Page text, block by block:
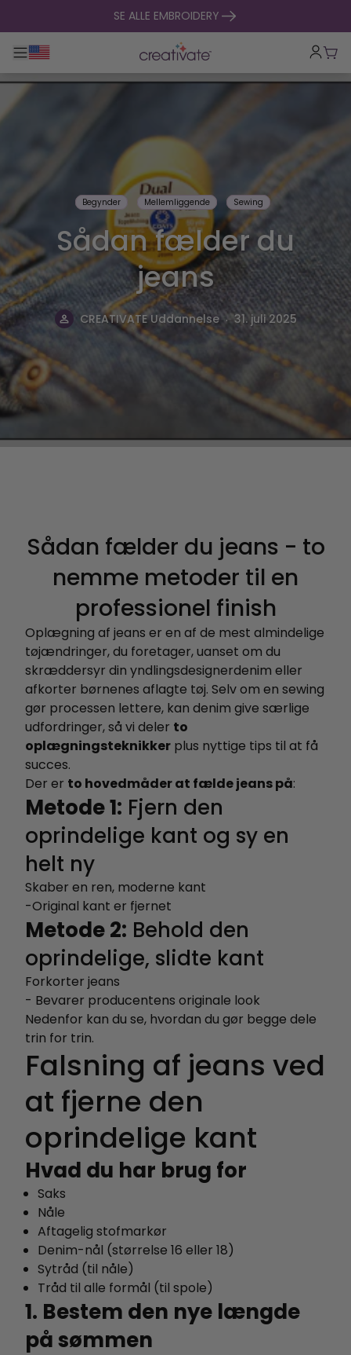
SE ALLE EMBROIDERY
Toggle hovednavigation
Begynder Mellemliggende Sewing
Sådan fælder du
jeans
CREATIVATE Uddannelse . 31. juli 2025
Sådan fælder du jeans - to
nemme metoder til en
professionel finish
Oplægning af jeans er en af de mest almindelige
tøjændringer, du foretager, uanset om du
skræddersyr din yndlingsdesignerdenim eller
afkorter børnenes aflagte tøj. Selv om en sewing
gør processen lettere, kan denim give særlige
udfordringer, så vi deler to
oplægningsteknikker plus nyttige tips til at få
succes.
Der er to hovedmåder at fælde jeans på:
Metode 1: Fjern den
oprindelige kant og sy en
helt ny
Skaber en ren, moderne kant
-Original kant er fjernet
Metode 2: Behold den
oprindelige, slidte kant
Forkorter jeans
- Bevarer producentens originale look
Nedenfor kan du se, hvordan du gør begge dele
trin for trin.
Falsning af jeans ved
at fjerne den
oprindelige kant
Hvad du har brug for
Saks
Nåle
Aftagelig stofmarkør
Denim-nål (størrelse 16 eller 18)
Sytråd (til nåle)
Tråd til alle formål (til spole)
1. Bestem den nye længde
på sømmen